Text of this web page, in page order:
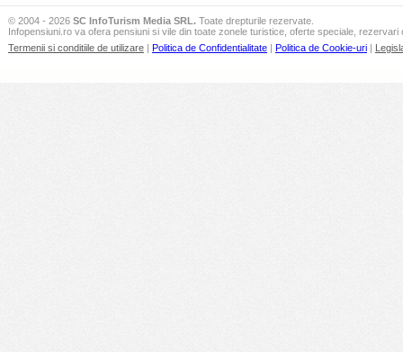
© 2004 - 2026 SC InfoTurism Media SRL. Toate drepturile rezervate.
Infopensiuni.ro va ofera pensiuni si vile din toate zonele turistice, oferte speciale, rezervari
Termenii si conditiile de utilizare | Politica de Confidentialitate | Politica de Cookie-uri |